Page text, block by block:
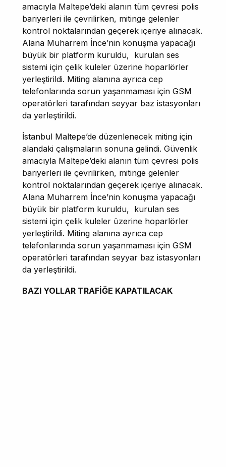
amacıyla Maltepe’deki alanın tüm çevresi polis
bariyerleri ile çevrilirken, mitinge gelenler
kontrol noktalarından geçerek içeriye alınacak.
Alana Muharrem İnce’nin konuşma yapacağı
büyük bir platform kuruldu, kurulan ses
sistemi için çelik kuleler üzerine hoparlörler
yerleştirildi. Miting alanına ayrıca cep
telefonlarında sorun yaşanmaması için GSM
operatörleri tarafından seyyar baz istasyonları
da yerleştirildi.
İstanbul Maltepe’de düzenlenecek miting için
alandaki çalışmaların sonuna gelindi. Güvenlik
amacıyla Maltepe’deki alanın tüm çevresi polis
bariyerleri ile çevrilirken, mitinge gelenler
kontrol noktalarından geçerek içeriye alınacak.
Alana Muharrem İnce’nin konuşma yapacağı
büyük bir platform kuruldu, kurulan ses
sistemi için çelik kuleler üzerine hoparlörler
yerleştirildi. Miting alanına ayrıca cep
telefonlarında sorun yaşanmaması için GSM
operatörleri tarafından seyyar baz istasyonları
da yerleştirildi.
BAZI YOLLAR TRAFİĞE KAPATILACAK